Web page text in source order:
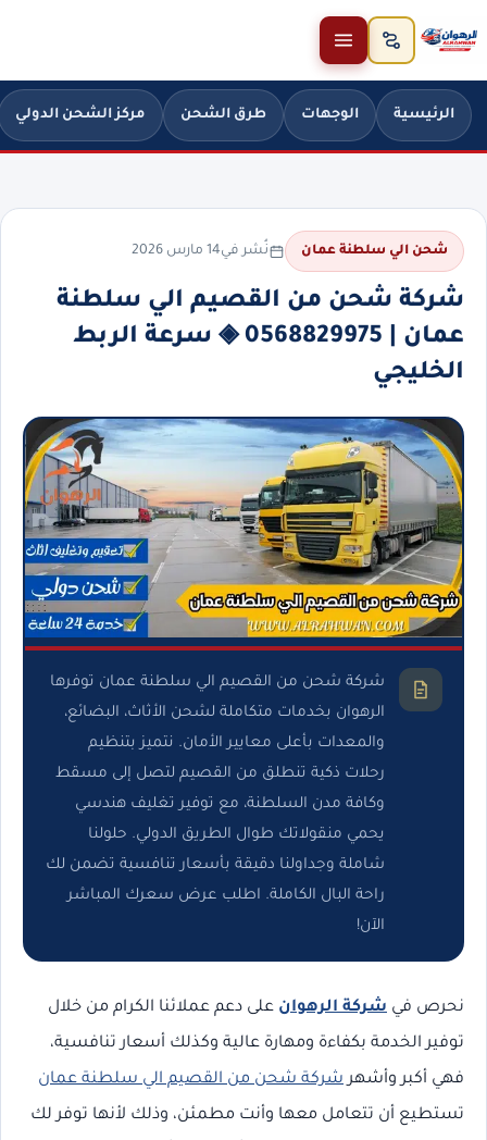
تخطَّ إلى المحتوى
الرئيسية الوجهات طرق الشحن مركز الشحن الدولي
شحن الي سلطنة عمان نُشر في14 مارس 2026
شركة شحن من القصيم الي سلطنة
عمان | 0568829975 ◈ سرعة الربط
الخليجي
شركة شحن من القصيم الي سلطنة عمان توفرها
الرهوان بخدمات متكاملة لشحن الأثاث، البضائع،
والمعدات بأعلى معايير الأمان. نتميز بتنظيم
رحلات ذكية تنطلق من القصيم لتصل إلى مسقط
وكافة مدن السلطنة، مع توفير تغليف هندسي
يحمي منقولاتك طوال الطريق الدولي. حلولنا
شاملة وجداولنا دقيقة بأسعار تنافسية تضمن لك
راحة البال الكاملة. اطلب عرض سعرك المباشر
الآن!
نحرص في شركة الرهوان على دعم عملائنا الكرام من خلال
توفير الخدمة بكفاءة ومهارة عالية وكذلك أسعار تنافسية،
فهي أكبر وأشهر شركة شحن من القصيم الي سلطنة عمان
تستطيع أن تتعامل معها وأنت مطمئن، وذلك لأنها توفر لك